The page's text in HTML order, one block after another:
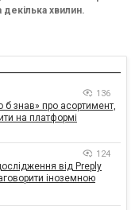
декілька хвилин.
136
б знав» про асортимент,
на платформі
124
від Preply
іноземною